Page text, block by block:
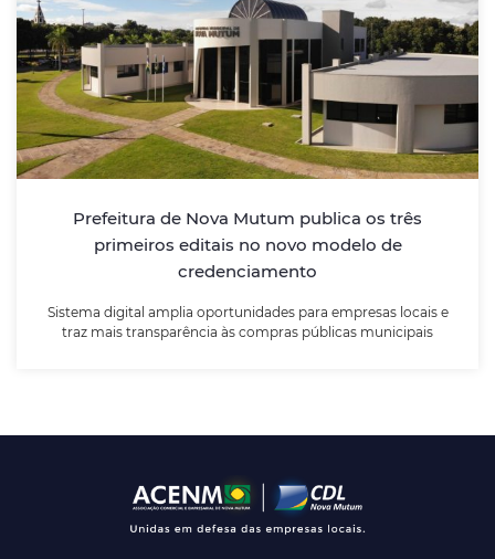
Prefeitura de Nova Mutum publica os três
primeiros editais no novo modelo de
credenciamento
Sistema digital amplia oportunidades para empresas locais e
traz mais transparência às compras públicas municipais
Prefeitura de Nova Mutum publica os três
primeiros editais no novo modelo de
credenciamento
Sistema digital amplia oportunidades para empresas
locais e traz mais transparência às compras públicas
LEIA MAIS